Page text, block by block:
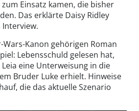
Einsatz kamen, die bisher
Das erklärte Daisy Ridley
Kanon gehörigen Roman
Lebensschuld gelesen hat,
eine Unterweisung in die
Bruder Luke erhielt. Hinweise
die das aktuelle Szenario